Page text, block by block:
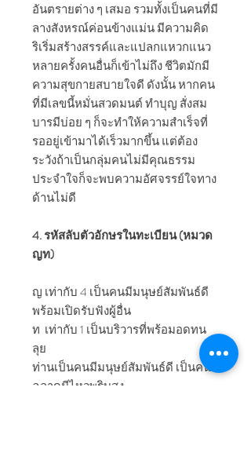
อันตรายต่าง ๆ เสมอ รวมทั้งเป็นคนที่มี
ลางสังหรณ์ค่อนข้างแม่น มีความคิด
ริเริ่มสร้างสรรค์และแปลกแหวกแนว
หลายครั้งคนอื่นก็เข้าไม่ถึง ชีวิตมักมี
ความสุขกายสบายใจดี ดังนั้น หากคน
ที่มีเลขนี้หมั่นสวดมนต์ ทำบุญ สั่งสม
บารมีบ่อย ๆ ก็จะทำให้ความสำเร็จที่
รออยู่เข้ามาได้เร็วมากขึ้น แต่ต้อง
ระวังถ้าเป็นกลุ่มคนไม่มีคุณธรรม
ประจำใจก็จะพบความอัศจรรย์ใจทาง
ด้านไม่ดี
4. รหัสลับตัวอักษรในทะเบียน (หมวด
ญท)
ญ เท่ากับ 4 เป็นคนมีมนุษย์สัมพันธ์ดี
พร้อมเปิดรับฟังผู้อื่น
ท เท่ากับ 1 เป็นบริวารที่พร้อมอดทน
ลุย
ท่านเป็นคนมีมนุษย์สัมพันธ์ดี เป็นคน
ฉลาดมีไหวพริบสูง